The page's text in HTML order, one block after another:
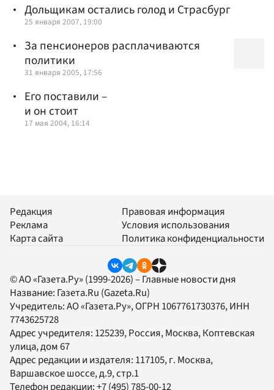
Дольщикам остались голод и Страсбург
25 января 2007, 19:00
За пенсионеров расплачиваются
политики
31 января 2005, 17:56
Его поставили –
и он стоит
17 мая 2004, 16:14
Редакция
Реклама
Карта сайта
Правовая информация
Условия использования
Политика конфиденциальности
© АО «Газета.Ру» (1999-2026) – Главные новости дня
Название: Газета.Ru (Gazeta.Ru)
Учредитель:АО «Газета.Ру», ОГРН 1067761730376, ИНН
7743625728
Адрес учредителя: 125239, Россия, Москва, Коптевская
улица, дом 67
Адрес редакции и издателя: 117105, г. Москва,
Варшавское шоссе, д.9, стр.1
Телефон редакции:+7 (495) 785-00-12